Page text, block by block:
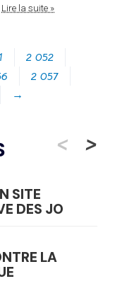
Lire la suite »
2 052
2 057
→
<
SITE
DES JO
LA
>